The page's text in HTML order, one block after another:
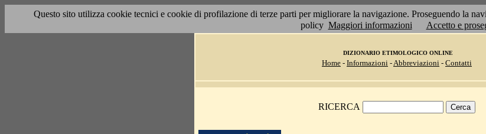
Questo sito utilizza cookie tecnici e cookie di profilazione di terze parti per migliorare la navigazione. Proseguendo la
policy Maggiori informazioni Accetto e
DIZIONARIO ETIMOLOGICO ONLINE
Home - Informazioni -Abbreviazioni - Contatti
RICERCA